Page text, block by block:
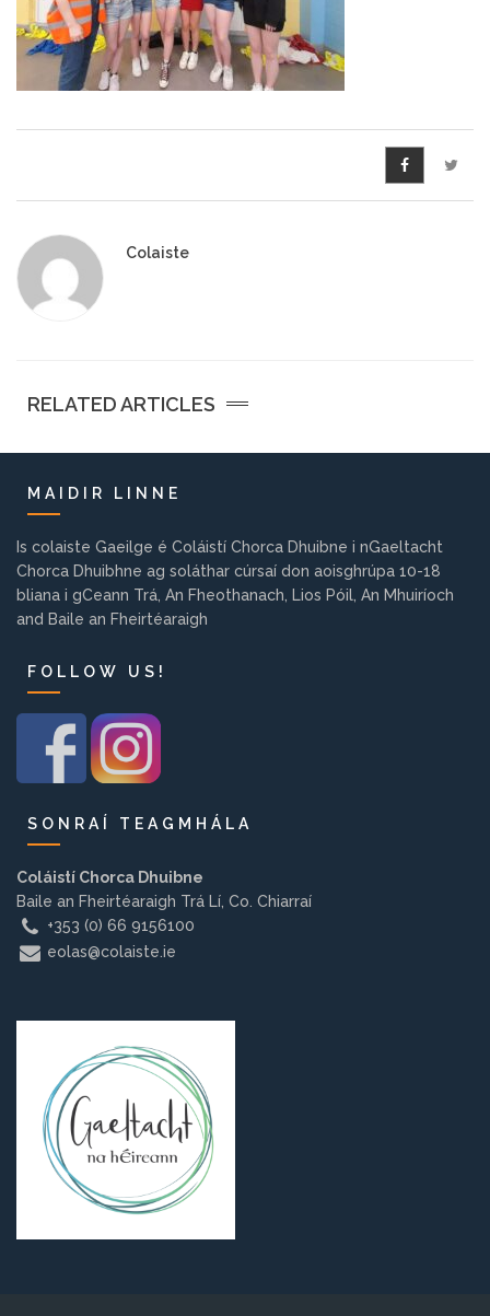
Turasanna Scoile
Ábhair Oidí
Cúrsaí d’Ábhair Oidí
Ag ullmhú don gColáiste
Eolas do Thuismitheoirí
Suíomh an Choláiste
Liosta na gCúrsaí
Maidir Linne
Maidir Linne
Dein teagmháil linn
FOSTAÍOCHT
EOLAS DO THUISMITHEOIRÍ
LIOSTA NA GCÚRSAÍ
Colaiste
RELATED ARTICLES
MAIDIR LINNE
Is colaiste Gaeilge é Coláistí Chorca Dhuibne i nGaeltacht
Chorca Dhuibhne ag soláthar cúrsaí don aoisghrúpa 10-18
bliana i gCeann Trá, An Fheothanach, Lios Póil, An Mhuiríoch
and Baile an Fheirtéaraigh
FOLLOW US!
SONRAÍ TEAGMHÁLA
Coláistí Chorca Dhuibne
Baile an Fheirtéaraigh Trá Lí, Co. Chiarraí
+353 (0) 66 9156100
eolas@colaiste.ie